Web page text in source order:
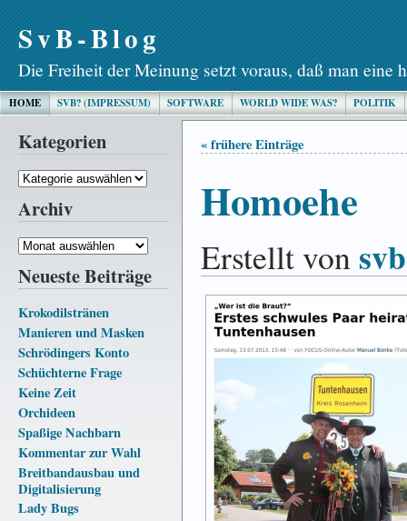
SvB-Blog
Die Freiheit der Meinung setzt voraus, daß man eine
HOME SVB? (IMPRESSUM) SOFTWARE WORLD WIDE WAS? POLITIK
Kategorien
Kategorien
Archiv
Archiv
Neueste Beiträge
Krokodilstränen
Manieren und Masken
Schrödingers Konto
Schüchterne Frage
Keine Zeit
Orchideen
Spaßige Nachbarn
Kommentar zur Wahl
Breitbandausbau und
Digitalisierung
Lady Bugs
« frühere Einträge
Homoehe
Erstellt vonsvb